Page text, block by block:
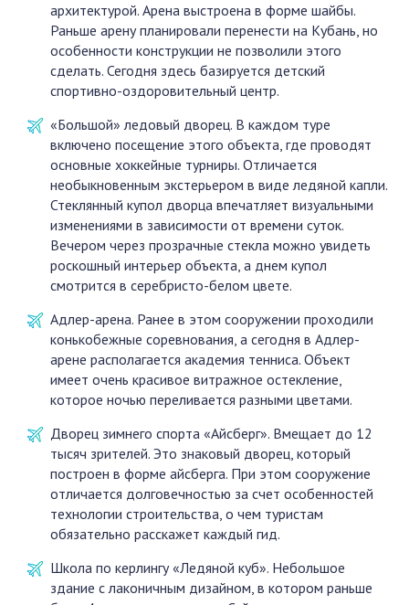
архитектурой. Арена выстроена в форме шайбы.
Раньше арену планировали перенести на Кубань, но
особенности конструкции не позволили этого
сделать. Сегодня здесь базируется детский
спортивно-оздоровительный центр.
«Большой» ледовый дворец. В каждом туре
включено посещение этого объекта, где проводят
основные хоккейные турниры. Отличается
необыкновенным экстерьером в виде ледяной капли.
Стеклянный купол дворца впечатляет визуальными
изменениями в зависимости от времени суток.
Вечером через прозрачные стекла можно увидеть
роскошный интерьер объекта, а днем купол
смотрится в серебристо-белом цвете.
Адлер-арена. Ранее в этом сооружении проходили
конькобежные соревнования, а сегодня в Адлер-
арене располагается академия тенниса. Объект
имеет очень красивое витражное остекление,
которое ночью переливается разными цветами.
Дворец зимнего спорта «Айсберг». Вмещает до 12
тысяч зрителей. Это знаковый дворец, который
построен в форме айсберга. При этом сооружение
отличается долговечностью за счет особенностей
технологии строительства, о чем туристам
обязательно расскажет каждый гид.
Школа по керлингу «Ледяной куб». Небольшое
здание с лаконичным дизайном, в котором раньше